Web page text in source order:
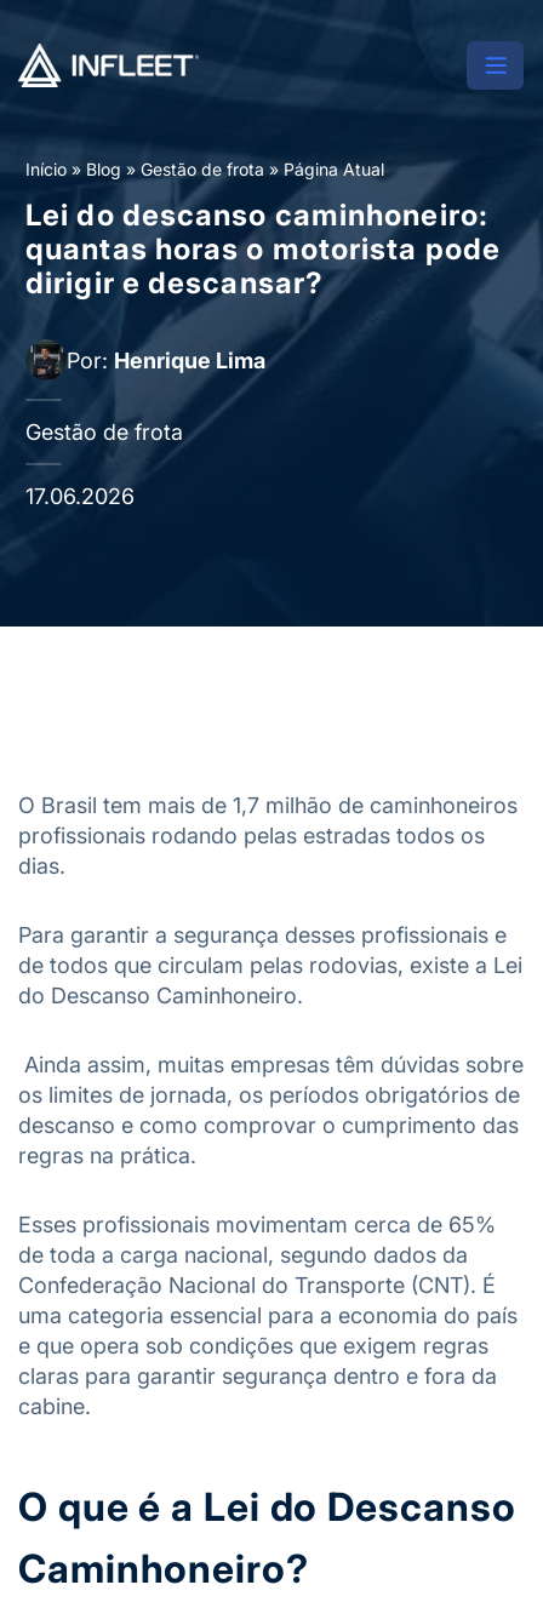
Início » Blog » Gestão de frota » Página Atual
Lei do descanso caminhoneiro:
quantas horas o motorista pode
dirigir e descansar?
Por: Henrique Lima
Gestão de frota
17.06.2026
O Brasil tem mais de 1,7 milhão de caminhoneiros
profissionais rodando pelas estradas todos os
dias.
Para garantir a segurança desses profissionais e
de todos que circulam pelas rodovias, existe a Lei
do Descanso Caminhoneiro.
Ainda assim, muitas empresas têm dúvidas sobre
os limites de jornada, os períodos obrigatórios de
descanso e como comprovar o cumprimento das
regras na prática.
Esses profissionais movimentam cerca de 65%
de toda a carga nacional, segundo dados da
Confederação Nacional do Transporte (CNT). É
uma categoria essencial para a economia do país
e que opera sob condições que exigem regras
claras para garantir segurança dentro e fora da
cabine.
O que é a Lei do Descanso
Caminhoneiro?